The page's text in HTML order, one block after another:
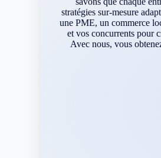
stratégies sur-mesure
une PME, un commerce
et vos concurrents pour
Avec nous, vous